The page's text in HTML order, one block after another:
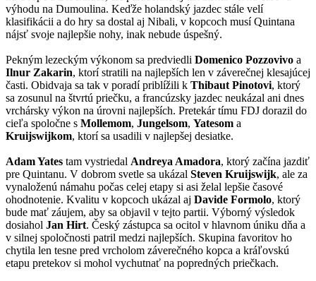
výhodu na Dumoulina. Keďže holandský jazdec stále velí
klasifikácii a do hry sa dostal aj Nibali, v kopcoch musí Quintana
nájsť svoje najlepšie nohy, inak nebude úspešný.
Pekným lezeckým výkonom sa predviedli Domenico Pozzovivo a
Ilnur Zakarin, ktorí stratili na najlepších len v záverečnej klesajúcej
časti. Obidvaja sa tak v poradí priblížili k Thibaut Pinotovi, ktorý
sa zosunul na štvrtú priečku, a francúzsky jazdec neukázal ani dnes
vrchársky výkon na úrovni najlepších. Pretekár tímu FDJ dorazil do
cieľa spoločne s Mollemom, Jungelsom, Yatesom a
Kruijswijkom, ktorí sa usadili v najlepšej desiatke.
Adam Yates tam vystriedal Andreya Amadora, ktorý začína jazdiť
pre Quintanu. V dobrom svetle sa ukázal Steven Kruijswijk, ale za
vynaloženú námahu počas celej etapy si asi želal lepšie časové
ohodnotenie. Kvalitu v kopcoch ukázal aj Davide Formolo, ktorý
bude mať záujem, aby sa objavil v tejto partii. Výborný výsledok
dosiahol Jan Hirt. Český zástupca sa ocitol v hlavnom úniku dňa a
v silnej spoločnosti patril medzi najlepších. Skupina favoritov ho
chytila len tesne pred vrcholom záverečného kopca a kráľovskú
etapu pretekov si mohol vychutnať na popredných priečkach.